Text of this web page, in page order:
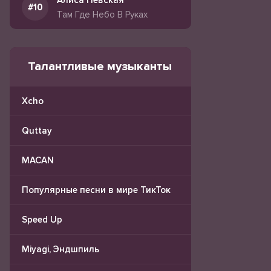
Там Где Небо В Руках
Талантливые музыканты
Xcho
Quttay
MACAN
Популярные песни в мире ТикТок
Speed Up
Miyagi, Эндшпиль